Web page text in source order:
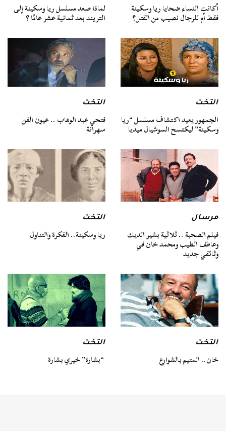
أكانت النساء ضحايا ريا وسكينة
فقط أم للرجال نصيب من القتل؟
لماذا صعد مسلسل ريا وسكينة إلى
التريند بعد ثمانية عشر عامًا ؟
التخت
الجمهور يعيد اكتشاف مسلسل “ريا
وسكينة” ليكتسح السوشيال ميديا
التخت
فتحي عبد الوهاب .. عيون الفن
سهرانة
مرسال
فيلم الصحبة .. ثلاثية بشير الديك
وعاطف الطيب ومحمد خان في
وثائقي جديد
التخت
ريا وسكينة.. الفكرة والتناول
التخت
خان.. المتيم بالشوارع
التخت
“بشارة” خيري بشارة